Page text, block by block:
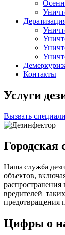
Контакты
Услуги
Вызвать
Городская
Наша служба
объектов,
вредителей,
предотвращения
Цифры о